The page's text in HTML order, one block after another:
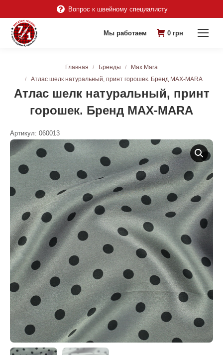
Вопрос к швейному специалисту
Мы работаем 0 грн
Атлас шелк натуральный, принт
горошек. Бренд MAX-MARA
Главная Бренды
Max Mara
Атлас шелк натуральный, принт горошек. Бренд MAX-MARA
Артикул: 060013